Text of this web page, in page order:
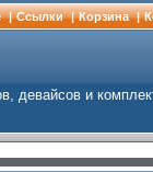
| Cсылки | Корзина |
девайсов и